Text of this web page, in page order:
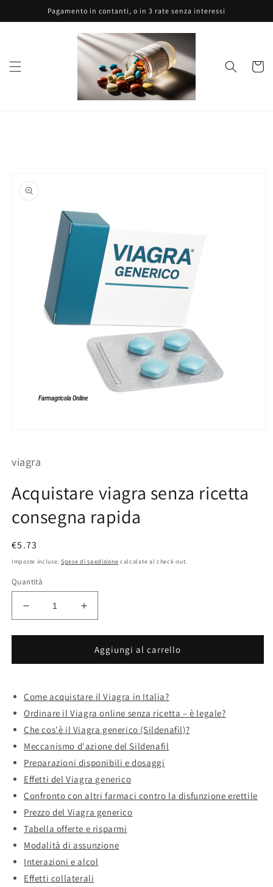
direttamente
ai contenuti
Pagamento in contanti, o in 3 rate senza interessi
Carrello
informazioni
sul prodotto
1
modale
viagra
Acquistare viagra senza ricetta
consegna rapida
Prezzo
di
€5.73
Imposte incluse. Spese di spedizione calcolate al check-out.
Quantità
Diminuisci
quantità
per
viagra
consegna
rapida
Aumenta
quantità
per
Acquistare
viagra
consegna
rapida
Aggiungi al carrello
Come acquistare il Viagra in Italia?
Ordinare il Viagra online senza ricetta – è legale?
Che cos'è il Viagra generico (Sildenafil)?
Meccanismo d'azione del Sildenafil
Preparazioni disponibili e dosaggi
Effetti del Viagra generico
Confronto con altri farmaci contro la disfunzione erettile
Prezzo del Viagra generico
Tabella offerte e risparmi
Modalità di assunzione
Interazioni e alcol
Effetti collaterali